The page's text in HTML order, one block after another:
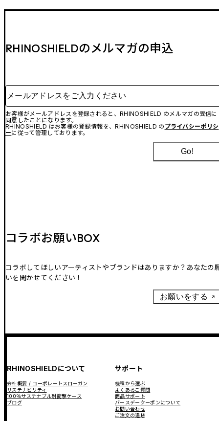
RHINOSHIELDのメルマガの申込
メールアドレスをご入力ください
お客様がメールアドレスを登録されると、RHINOSHIELD のメルマガの受信に
同意したことになります。
RHINOSHIELD はお客様の登録情報を、RHINOSHIELD の プライバシーポリシ
ーに従って管理しております。
Go!
コラボお願いBOX
コラボしてほしいアーティストやブランドはありますか？あなたの
いを聞かせてください！
お願いをする
RHINOSHIELDについて
会社概要 / コーポレートスローガン
サステナビリティ
100％サステナブル耐衝撃ケース
ブログ
サポート
機種から選ぶ
よくあるご質問
商品サポート
バースデークーポンについて
お問い合わせ
ご注文の追跡